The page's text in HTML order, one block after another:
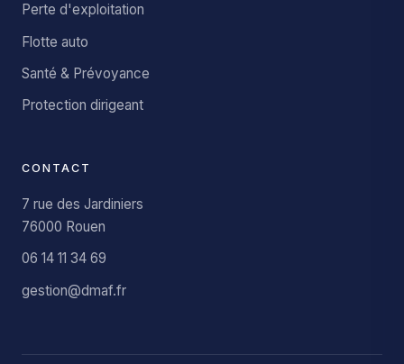
Perte d'exploitation
Flotte auto
Santé & Prévoyance
Protection dirigeant
CONTACT
7 rue des Jardiniers
76000 Rouen
06 14 11 34 69
gestion@dmaf.fr